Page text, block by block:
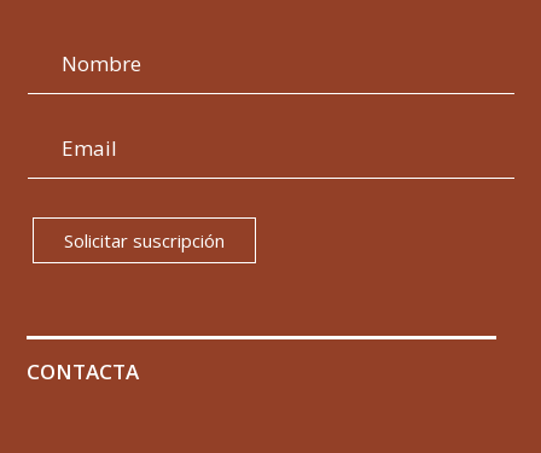
Solicitar suscripción
CONTACTA